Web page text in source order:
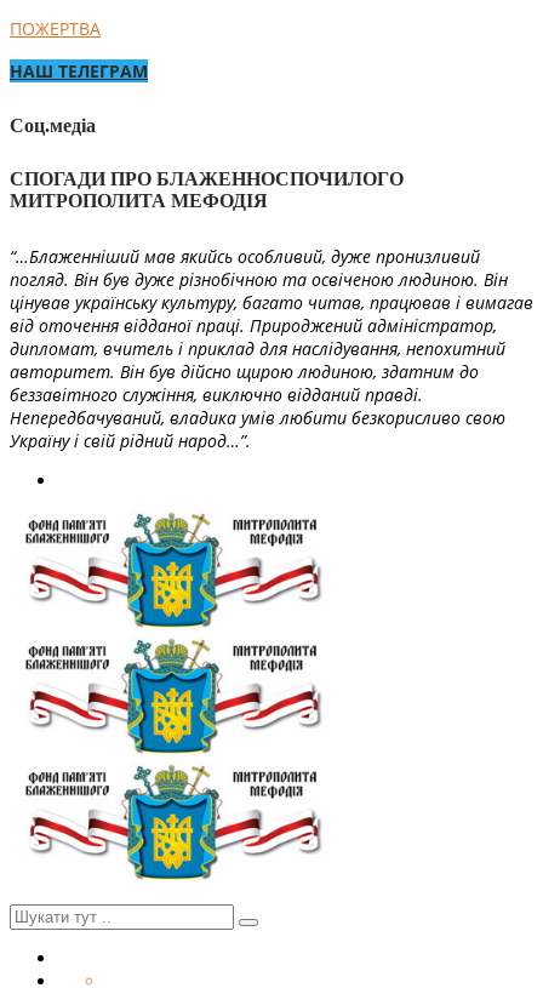
ПОЖЕРТВА
НАШ ТЕЛЕГРАМ
Соц.медіа
СПОГАДИ ПРО БЛАЖЕННОСПОЧИЛОГО
МИТРОПОЛИТА МЕФОДІЯ
“…Блаженніший мав якийсь особливий, дуже пронизливий
погляд. Він був дуже різнобічною та освіченою людиною. Він
цінував українську культуру, багато читав, працював і вимагав
від оточення відданої праці. Природжений адміністратор,
дипломат, вчитель і приклад для наслідування, непохитний
авторитет. Він був дійсно щирою людиною, здатним до
беззавітного служіння, виключно відданий правді.
Непередбачуваний, владика умів любити безкорисливо свою
Україну і свій рідний народ…”.